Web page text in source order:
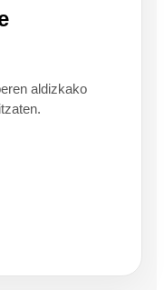
aldizkako